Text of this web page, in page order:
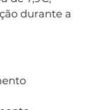
durante a